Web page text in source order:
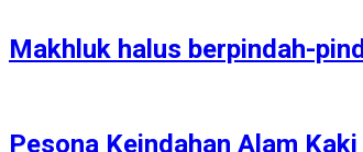
Makhluk halus berpindah-
Pesona Keindahan Alam